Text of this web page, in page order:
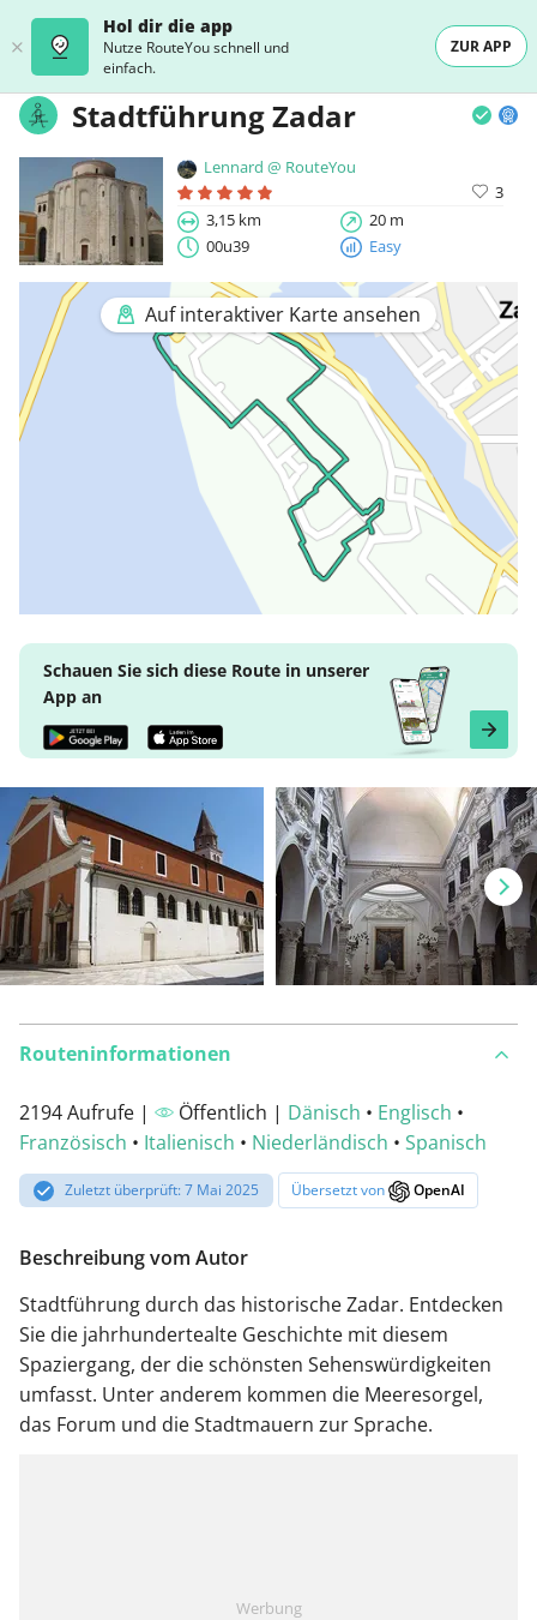
Hol dir die app
Nutze RouteYou schnell und
einfach.
ZUR APP
Stadtführung Zadar
Lennard @ RouteYou
3
3,15 km
20 m
00u39
Easy
Auf interaktiver Karte ansehen
Schauen Sie sich diese Route in unserer
App an
Routeninformationen
2194 Aufrufe | Öffentlich | Dänisch • Englisch •
Französisch • Italienisch • Niederländisch • Spanisch
Zuletzt überprüft: 7 Mai 2025 Übersetzt von OpenAI
Beschreibung vom Autor
Stadtführung durch das historische Zadar. Entdecken
Sie die jahrhundertealte Geschichte mit diesem
Spaziergang, der die schönsten Sehenswürdigkeiten
umfasst. Unter anderem kommen die Meeresorgel,
das Forum und die Stadtmauern zur Sprache.
Werbung